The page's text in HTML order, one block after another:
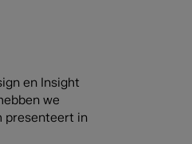
en Insight
we
presenteert in